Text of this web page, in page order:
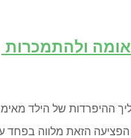
ולהתמכרות
ההיפרדות של הילד
הזאת מלווה בפחד